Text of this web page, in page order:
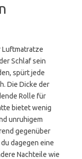
Luftmatratze
Schlaf sein
spürt jede
Die Dicke der
Rolle für
bietet wenig
unruhigem
gegenüber
dagegen eine
Nachteile wie